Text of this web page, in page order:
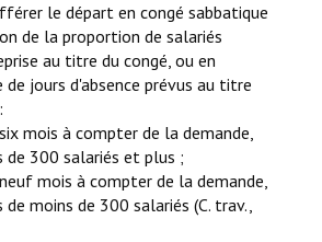
le départ en congé sabbatique
de la proportion de salariés
au titre du congé, ou en
jours d'absence prévus au titre
mois à compter de la demande,
de 300 salariés et plus ;
mois à compter de la demande,
moins de 300 salariés (C. trav.,